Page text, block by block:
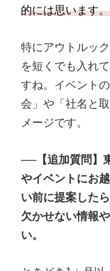
的には思います。
特にアウトルッ
を短くでも入れ
すね。イベント
会」や「社名と
メージです。
──【追加質問】
やイベントにお
い前に提案した
欠かせない情報
い。